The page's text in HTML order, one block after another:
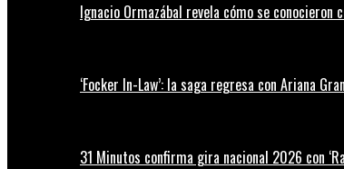
Ignacio Ormazábal revela cómo se conocieron
‘Focker In-Law’: la saga regresa con Ariana
31 Minutos confirma gira nacional 2026 con